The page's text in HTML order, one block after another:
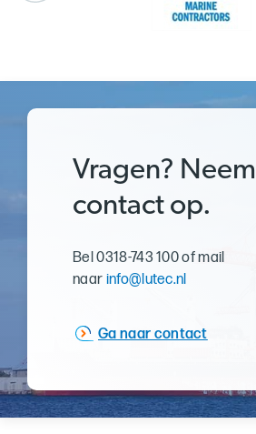
Vragen? Neem
contact op.
Bel 0318-743 100 of mail
naar info@lutec.nl
Ga naar contact